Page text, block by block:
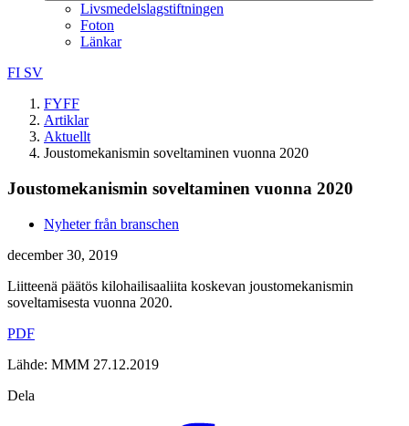
Livsmedelslagstiftningen
Foton
Länkar
FI SV
FYFF
Artiklar
Aktuellt
Joustomekanismin soveltaminen vuonna 2020
Joustomekanismin soveltaminen vuonna 2020
Nyheter från branschen
december 30, 2019
Liitteenä päätös kilohailisaaliita koskevan joustomekanismin
soveltamisesta vuonna 2020.
PDF
Lähde: MMM 27.12.2019
Dela